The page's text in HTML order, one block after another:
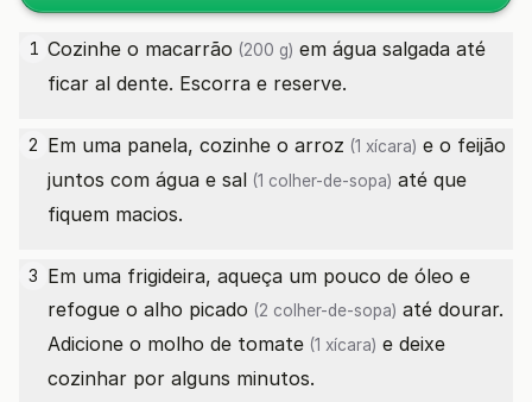
1 Cozinhe o macarrão (200 g) em água salgada até
ficar al dente. Escorra e reserve.
2 Em uma panela, cozinhe o arroz (1 xícara) e o feijão
juntos com água e sal (1 colher-de-sopa) até que
fiquem macios.
3 Em uma frigideira, aqueça um pouco de óleo e
refogue o alho picado (2 colher-de-sopa) até dourar.
Adicione o molho de tomate (1 xícara) e deixe
cozinhar por alguns minutos.